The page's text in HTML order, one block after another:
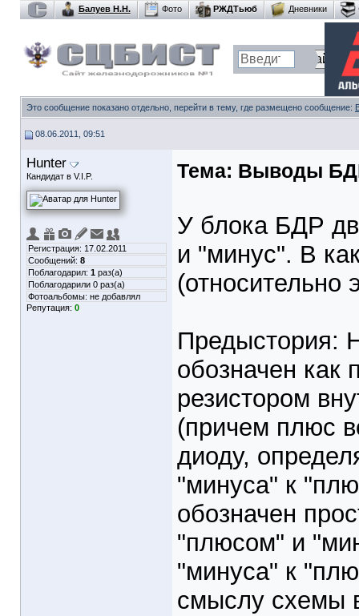
Балуев Н.Н. Фото РЖДТьюб Дневники
Это сообщение показано отдельно, перейти в тему, где размещено сообщение:
08.06.2011, 09:51
Hunter
Кандидат в V.I.P.
Регистрация: 17.02.2011
Сообщений: 8
Поблагодарил: 1 раз(а)
Поблагодарили 0 раз(а)
Фотоальбомы: не добавлял
Репутация: 0
Тема: Выводы
У блока БДР
и "минус". В
(относительно
Предыстория:
обозначен как
резистором
(причем плюс
диоду,
"минуса" к
обозначен
"плюсом" и
"минуса" к
смыслу схемы